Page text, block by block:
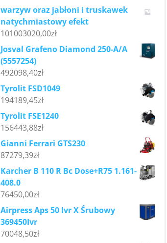
warzyw oraz jabłoni i truskawek
natychmiastowy efekt
101003020,00zł
Josval Grafeno Diamond 250-A/A
(5557254)
492098,40zł
Tyrolit FSD1049
194189,45zł
Tyrolit FSE1240
156443,88zł
Gianni Ferrari GTS230
87279,39zł
Karcher B 110 R Bc Dose+R75 1.161-
408.0
76450,00zł
Airpress Aps 50 Ivr X Śrubowy
369450Ivr
70048,50zł